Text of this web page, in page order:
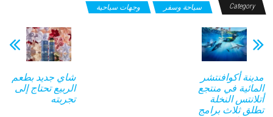
Category سياحة وسفر وجهات سياحية
شاي جديد بطعم
الربيع تحتاج إلى
تجربته
مدينة أكوافنتشر
المائية في منتجع
أتلانتس النخلة
تطلق ثلاث برامج